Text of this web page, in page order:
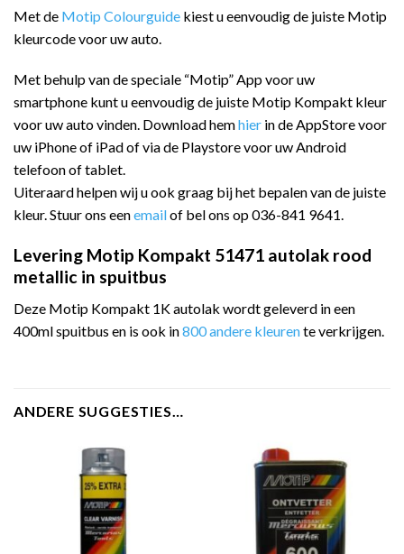
Met de Motip Colourguide kiest u eenvoudig de juiste Motip
kleurcode voor uw auto.
Met behulp van de speciale “Motip” App voor uw
smartphone kunt u eenvoudig de juiste Motip Kompakt kleur
voor uw auto vinden. Download hemhier in de AppStore voor
uw iPhone of iPad of via de Playstore voor uw Android
telefoon of tablet.
Uiteraard helpen wij u ook graag bij het bepalen van de juiste
kleur. Stuur ons eenemailof bel ons op 036-841 9641.
Levering Motip Kompakt 51471 autolak rood
metallic in spuitbus
Deze Motip Kompakt 1K autolak wordt geleverd in een
400ml spuitbus en is ook in800 andere kleurente verkrijgen.
ANDERE SUGGESTIES…